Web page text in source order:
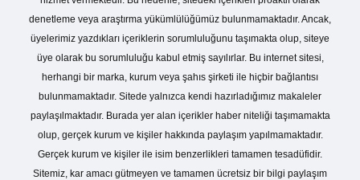
denetleme veya araştırma yükümlülüğümüz bulunmamaktadır. Ancak,
üyelerimiz yazdıkları içeriklerin sorumluluğunu taşımakta olup, siteye
üye olarak bu sorumluluğu kabul etmiş sayılırlar. Bu internet sitesi,
herhangi bir marka, kurum veya şahıs şirketi ile hiçbir bağlantısı
bulunmamaktadır. Sitede yalnızca kendi hazırladığımız makaleler
paylaşılmaktadır. Burada yer alan içerikler haber niteliği taşımamakta
olup, gerçek kurum ve kişiler hakkında paylaşım yapılmamaktadır.
Gerçek kurum ve kişiler ile isim benzerlikleri tamamen tesadüfidir.
Sitemiz, kar amacı gütmeyen ve tamamen ücretsiz bir bilgi paylaşım